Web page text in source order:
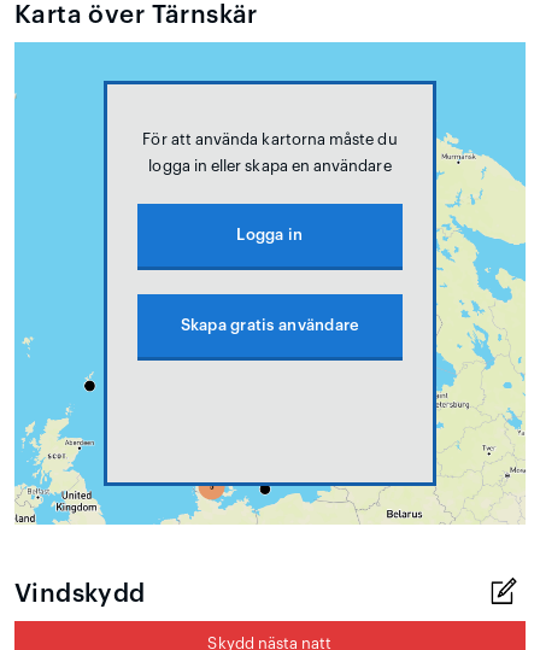
Karta över Tärnskär
För att använda kartorna måste du
logga in eller skapa en användare
Logga in
Skapa gratis användare
Vindskydd
Skydd nästa natt